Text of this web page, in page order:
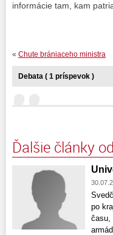
informácie tam, kam
« Chute brániaceho ministra
Debata ( 1 príspevok )
Ďalšie články
po
času,